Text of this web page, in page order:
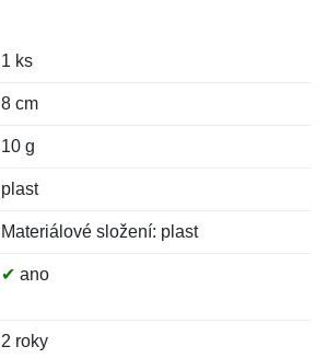
1 ks
8 cm
10 g
plast
Materiálové složení: plast
✔ ano
2 roky